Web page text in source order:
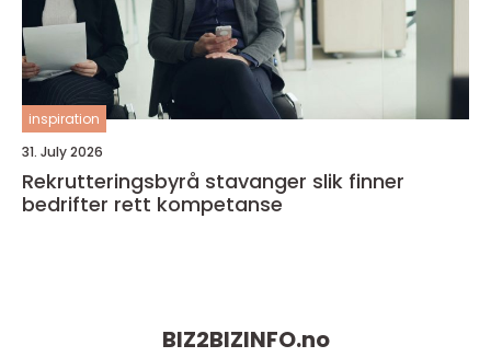
inspiration
31. July 2026
Rekrutteringsbyrå stavanger slik finner
bedrifter rett kompetanse
BIZ2BIZINFO.no